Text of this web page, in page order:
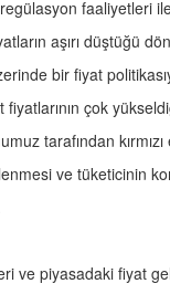
faaliyetleri ile
aşırı düştüğü
bir fiyat
fiyatlarının çok
tarafından
ve tüketicinin
ve piyasadaki fiyat